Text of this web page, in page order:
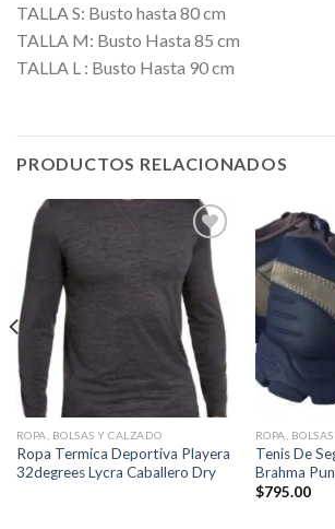
TALLA S: Busto hasta 80 cm
TALLA M: Busto Hasta 85 cm
TALLA L : Busto Hasta 90 cm
PRODUCTOS RELACIONADOS
Añadir
lista de
deseos
ROPA, BOLSAS Y CALZADO
Ropa Termica Deportiva Playera
32degrees Lycra Caballero Dry
ROPA,
Tenis De
Brahma
$795.00